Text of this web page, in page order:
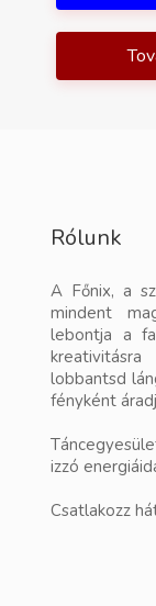
Rólunk
A Főnix, a
mindent
lebontja a
lobbantsd
fényként
izzó
Csatlakozz